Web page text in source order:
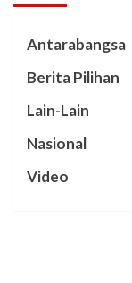
Antarabangsa
Berita Pilihan
Lain-Lain
Nasional
Video